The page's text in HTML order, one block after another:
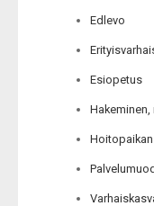
Edlevo
Esiopetus